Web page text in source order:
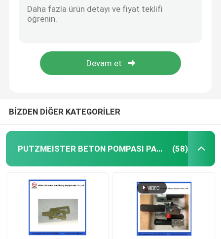
Beton karıştırıcı kamyon yedek parçaları
Parçalanma tesisinin yedek parçaları
Beton pompası lastik hortum
Beton pompası saplama bağlantısı
Beton Pompası flanşı
BİZDEN DİĞER KATEGORİLER
PUTZMEISTER BETON POMPASI PARÇALARI (58)